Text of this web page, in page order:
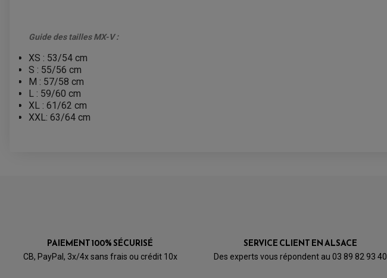
Guide des tailles MX-V :
XS : 53/54 cm
S : 55/56 cm
M : 57/58 cm
L : 59/60 cm
XL : 61/62 cm
XXL: 63/64 cm
PAIEMENT 100% SÉCURISÉ
CB, PayPal, 3x/4x sans frais ou crédit 10x
SERVICE CLIENT EN ALSACE
Des experts vous répondent au 03 89 82 93 40